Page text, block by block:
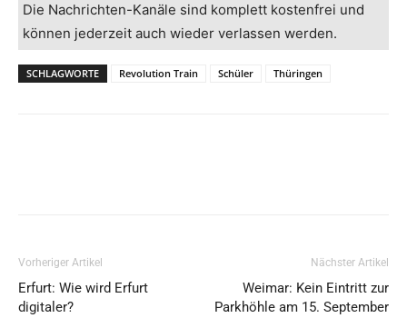
Die Nachrichten-Kanäle sind komplett kostenfrei und
können jederzeit auch wieder verlassen werden.
SCHLAGWORTE Revolution Train Schüler Thüringen
Vorheriger Artikel
Erfurt: Wie wird Erfurt
digitaler?
Nächster Artikel
Weimar: Kein Eintritt zur
Parkhöhle am 15. September